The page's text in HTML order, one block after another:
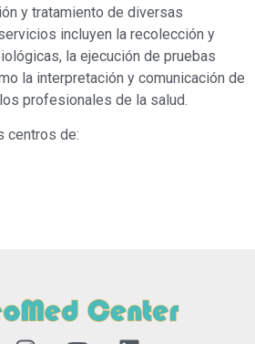
y tratamiento de diversas
incluyen la recolección y
la ejecución de pruebas
la interpretación y comunicación de
profesionales de la salud.
centros de: